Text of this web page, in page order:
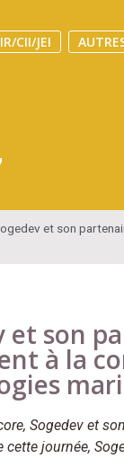
CII/JEI
et son
et son
à la
Sogedev et
cette journée,